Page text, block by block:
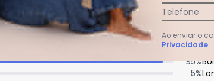
da largura?
0%
95%
5%
Telefone
Ao enviar o
Privacidade